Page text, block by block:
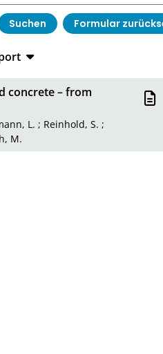
CSV
XML
concrete – from
L. ; Reinhold, S. ;
M.